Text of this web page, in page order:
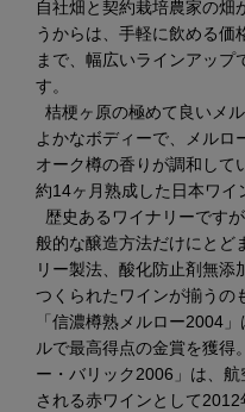
自社畑と契約栽培農家の畑
うからは、手軽に飲める価
まで、幅広いラインアップ
す。
桔梗ヶ原の極めて良いメ
よかなボディーで、メルロ
オーク樽の香りが調和して
約14ヶ月熟成した日本ワイ
歴史あるワイナリーです
般的な醸造方法だけにとど
リー製法、酸化防止剤無
つくられたワインが揃うの
「信濃樽熟メルロー2004
ルで最高得点の金賞を獲得
ー・バリック2006」は、
される赤ワインとして